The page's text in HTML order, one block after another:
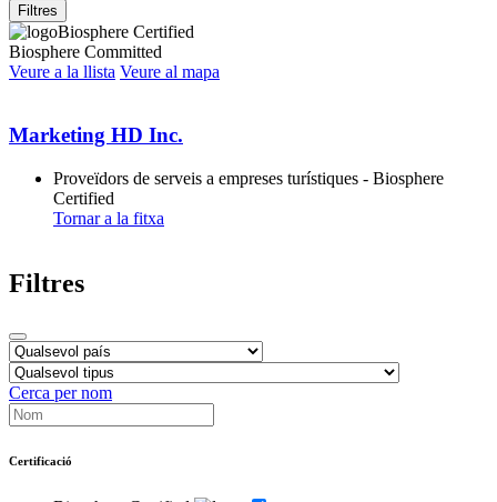
Filtres
Biosphere Certified
Biosphere Committed
Veure a la llista Veure al mapa
Marketing HD Inc.
Proveïdors de serveis a empreses turístiques - Biosphere
Certified
Tornar a la fitxa
Filtres
Cerca per nom
Certificació